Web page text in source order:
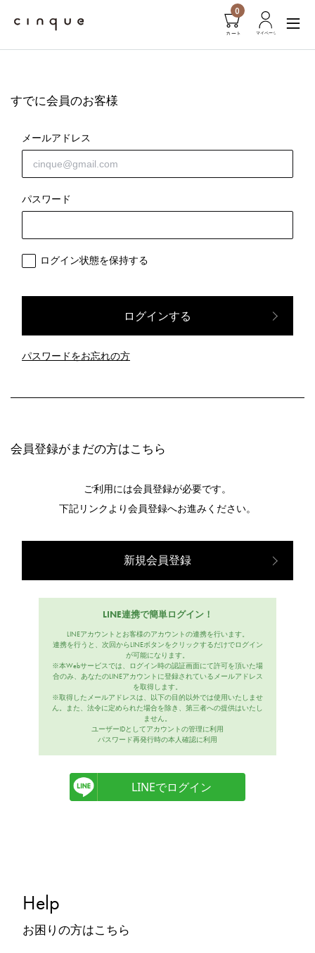
0
すでに会員のお客様
メールアドレス
パスワード
ログイン状態を保持する
パスワードをお忘れの方
会員登録がまだの方はこちら
ご利用には会員登録が必要です。
下記リンクより会員登録へお進みください。
新規会員登録
LINE連携で簡単ログイン！
LINEアカウントとお客様のアカウントの連携を行います。
連携を行うと、次回からLINEボタンをクリックするだけでログイン
が可能になります。
※本Webサービスでは、ログイン時の認証画面にて許可を頂いた場
合のみ、あなたのLINEアカウントに登録されているメールアドレス
を取得します。
※取得したメールアドレスは、以下の目的以外では使用いたしませ
ん。また、法令に定められた場合を除き、第三者への提供はいたし
ません。
ユーザーIDとしてアカウントの管理に利用
パスワード再発行時の本人確認に利用
LINEでログイン
Help
お困りの方はこちら